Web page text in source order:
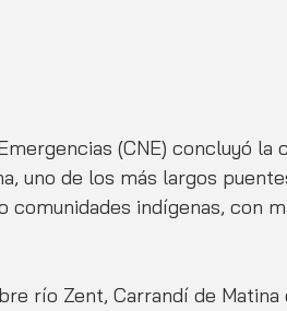
(CNE) concluyó
uno de los más largos
indígenas, con
río Zent, Carrandí de